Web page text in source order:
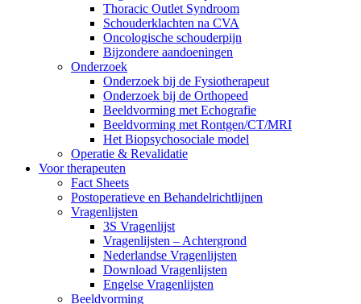
Thoracic Outlet Syndroom
Schouderklachten na CVA
Oncologische schouderpijn
Bijzondere aandoeningen
Onderzoek
Onderzoek bij de Fysiotherapeut
Onderzoek bij de Orthopeed
Beeldvorming met Echografie
Beeldvorming met Rontgen/CT/MRI
Het Biopsychosociale model
Operatie & Revalidatie
Voor therapeuten
Fact Sheets
Postoperatieve en Behandelrichtlijnen
Vragenlijsten
3S Vragenlijst
Vragenlijsten – Achtergrond
Nederlandse Vragenlijsten
Download Vragenlijsten
Engelse Vragenlijsten
Beeldvorming